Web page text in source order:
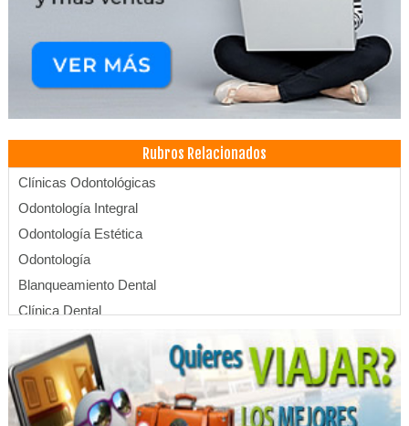
Rubros Relacionados
Clínicas Odontológicas
Odontología Integral
Odontología Estética
Odontología
Blanqueamiento Dental
Clínica Dental
Dentistas
Estética Dental
Endodoncia
Limpieza Dental